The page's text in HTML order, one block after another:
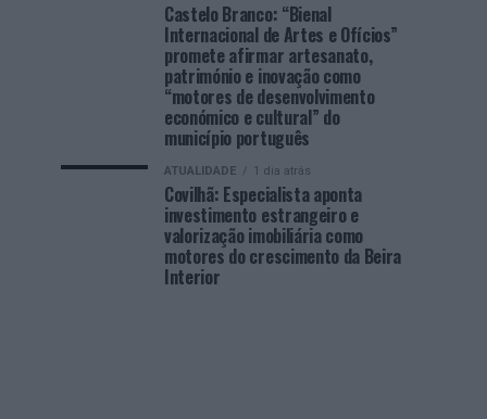
Castelo Branco: “Bienal
Internacional de Artes e Ofícios”
promete afirmar artesanato,
património e inovação como
“motores de desenvolvimento
económico e cultural” do
município português
ATUALIDADE 1 dia atrás
Covilhã: Especialista aponta
investimento estrangeiro e
valorização imobiliária como
motores do crescimento da Beira
Interior